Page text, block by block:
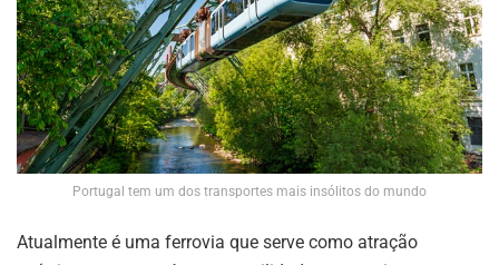
Portugal tem um dos transportes mais insólitos do mundo
Atualmente é uma ferrovia que serve como atração